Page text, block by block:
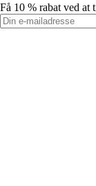
Få 10 % rabat ved at